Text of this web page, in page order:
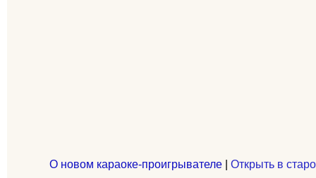
О новом караоке-проигрывателе| Открыть в